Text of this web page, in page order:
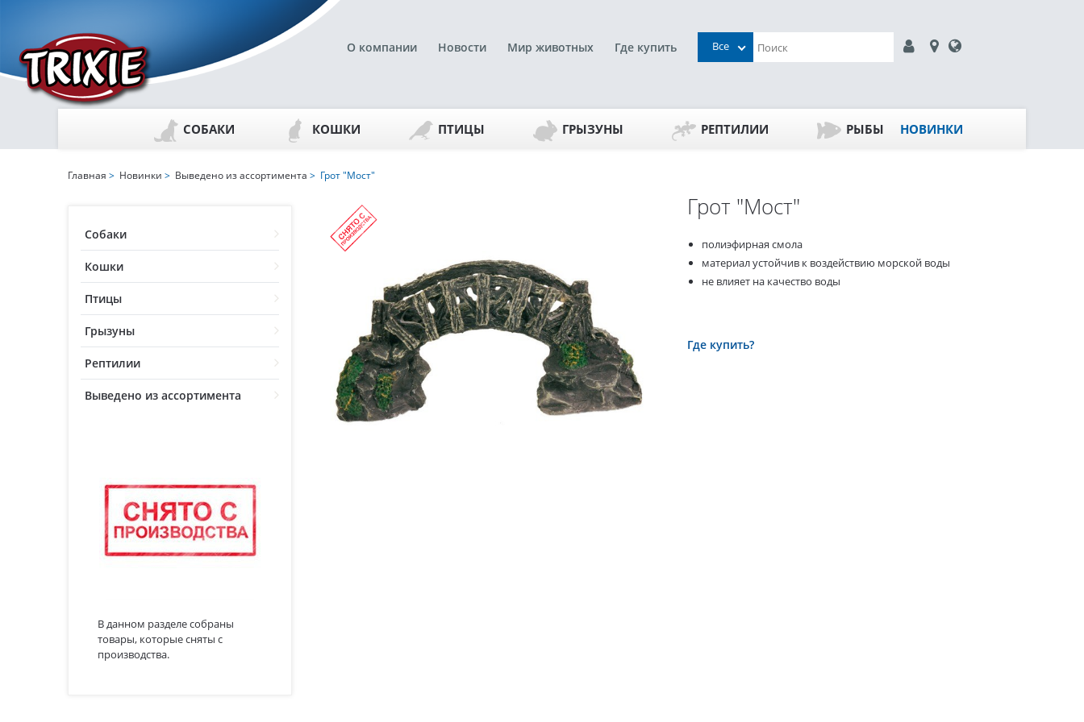
О компании Новости Мир животных Где купить Все
СОБАКИ КОШКИ ПТИЦЫ ГРЫЗУНЫ РЕПТИЛИИ РЫБЫ НОВИНКИ
Собаки
Кошки
Птицы
Грызуны
Рептилии
Выведено из ассортимента
В данном разделе собраны
товары, которые сняты с
производства.
Главная > Новинки > Выведено из ассортимента > Грот "Мост"
Грот "Мост"
полиэфирная смола
материал устойчив к воздействию морской воды
не влияет на качество воды
Где купить?